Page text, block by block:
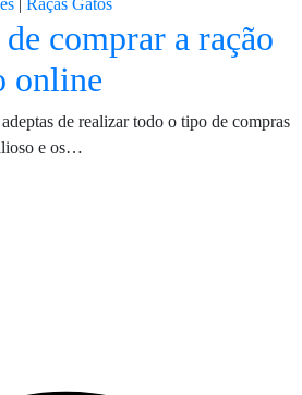
Raças Gatos
comprar a ração
online
de realizar todo o tipo de compras
e os…